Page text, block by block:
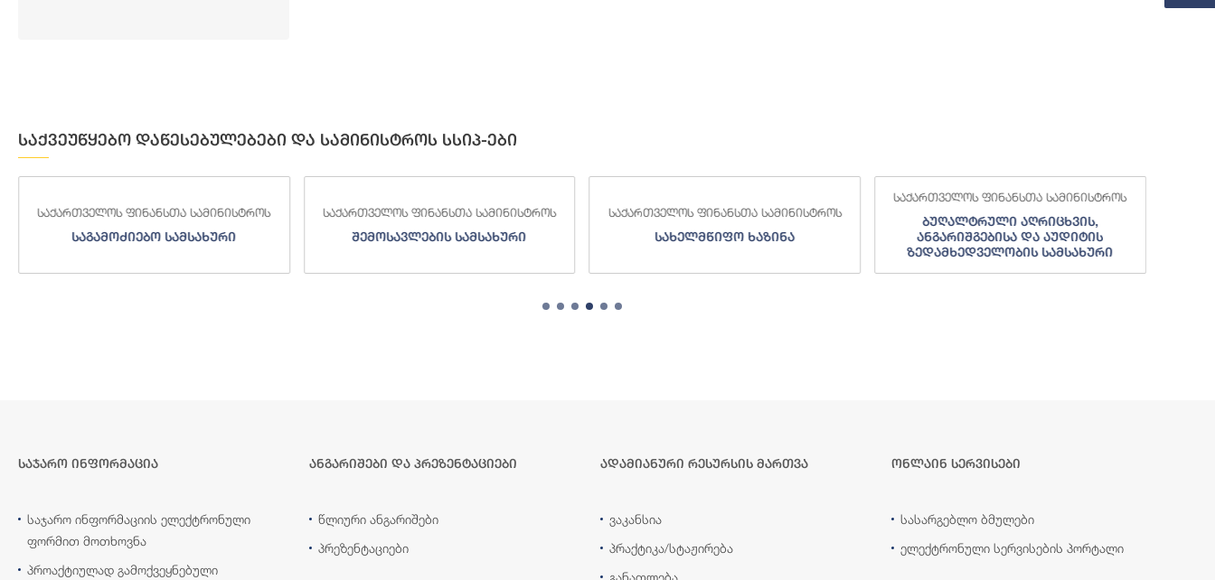
საქვეუწყებო დაწესებულებები და სამინისტროს სსიპ-ები
საქართველოს ფინანსთა სამინისტროს
ბუღალტრული აღრიცხვის,
ანგარიშგებისა და აუდიტის
ზედამხედველობის სამსახური
საქართველოს ფინანსთა სამინისტროს
საგამოძიებო სამსახური
საქართველოს ფინანსთა სამინისტროს
შემოსავლების სამსახური
საქართველოს ფინანსთა სამინისტროს
სახელმწიფო ხაზინა
საჯარო ინფორმაცია
საჯარო ინფორმაციის ელექტრონული
ფორმით მოთხოვნა
პროაქტიულად გამოქვეყნებული
ანგარიშები და პრეზენტაციები
წლიური ანგარიშები
პრეზენტაციები
ადამიანური რესურსის მართვა
ვაკანსია
პრაქტიკა/სტაჟირება
განათლება
ონლაინ სერვისები
სასარგებლო ბმულები
ელექტრონული სერვისების პორტალი